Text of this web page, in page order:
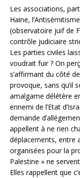
Les associations,
Haine,
(observatoire juif de
contrôle judiciaire
Les parties civiles
voudrait fuir ? On
s’affirmant du côté
provoque, sans qu’il
amalgame délétère
ennemi de l’Etat
demande
appellent à ne rien
déplacements, entre
organisées pour la
Palestine » ne servent
Elles rappellent que